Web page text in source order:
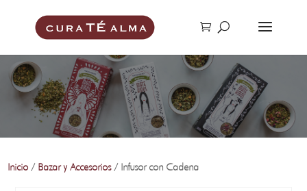
Inicio / Bazar y Accesorios/ Infusor con Cadena